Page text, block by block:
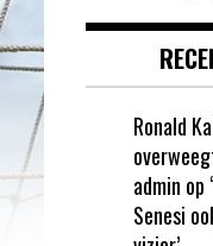
Ronald
admin op
Senesi